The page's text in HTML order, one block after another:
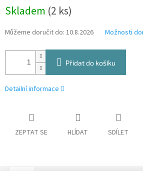
cena:
Skladem (2 ks)
Můžeme doručit do: 10.8.2026 Možnosti
Přidat do košíku
Detailní informace
ZEPTAT SE HLÍDAT SDÍLET